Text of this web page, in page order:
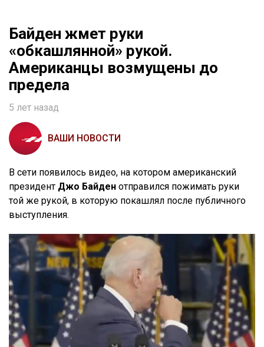
Байден жмет руки
«обкашлянной» рукой.
Американцы возмущены до
предела
5 лет назад
ВАШИ НОВОСТИ
В сети появилось видео, на котором американский
президент Джо Байден отправился пожимать руки
той же рукой, в которую покашлял после публичного
выступления.